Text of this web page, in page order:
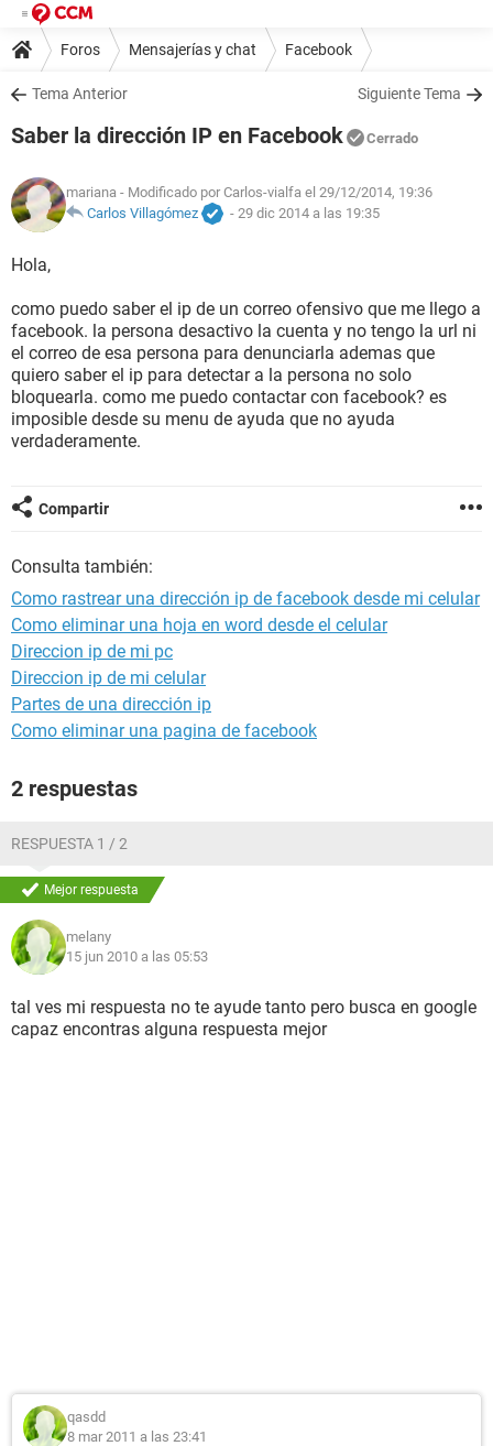
Foros Mensajerías y chat Facebook
Tema Anterior Siguiente Tema
Saber la dirección IP en Facebook Cerrado
mariana - Modificado por Carlos-vialfa el 29/12/2014, 19:36
Carlos Villagómez
- 29 dic 2014 a las 19:35
Hola,
como puedo saber el ip de un correo ofensivo que me llego a
facebook. la persona desactivo la cuenta y no tengo la url ni
el correo de esa persona para denunciarla ademas que
quiero saber el ip para detectar a la persona no solo
bloquearla. como me puedo contactar con facebook? es
imposible desde su menu de ayuda que no ayuda
verdaderamente.
Compartir
Consulta también:
Como rastrear una dirección ip de facebook desde mi celular
Como eliminar una hoja en word desde el celular
Direccion ip de mi pc
Direccion ip de mi celular
Partes de una dirección ip
Como eliminar una pagina de facebook
2 respuestas
RESPUESTA 1 / 2
Mejor respuesta
melany
15 jun 2010 a las 05:53
tal ves mi respuesta no te ayude tanto pero busca en google
capaz encontras alguna respuesta mejor
qasdd
8 mar 2011 a las 23:41